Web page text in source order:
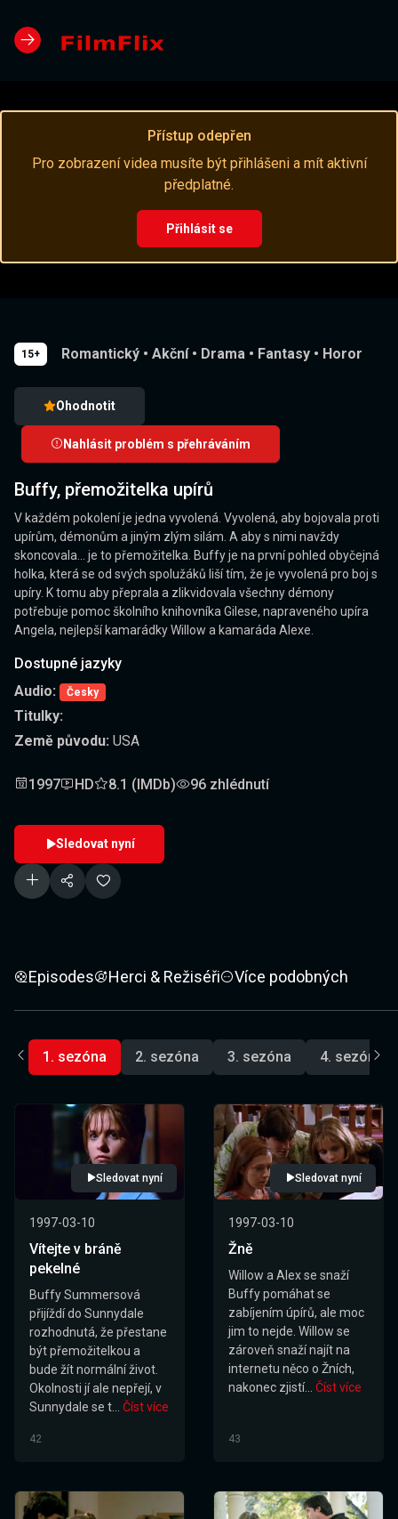
Přístup odepřen
Pro zobrazení videa musíte být přihlášeni a mít aktivní
předplatné.
Přihlásit se
15+ Romantický • Akční • Drama • Fantasy • Horor
Ohodnotit
Nahlásit problém s přehráváním
Buffy, přemožitelka upírů
V každém pokolení je jedna vyvolená. Vyvolená, aby bojovala proti
upírům, démonům a jiným zlým silám. A aby s nimi navždy
skoncovala... je to přemožitelka. Buffy je na první pohled obyčejná
holka, která se od svých spolužáků liší tím, že je vyvolená pro boj s
upíry. K tomu aby přeprala a zlikvidovala všechny démony
potřebuje pomoc školního knihovníka Gilese, napraveného upíra
Angela, nejlepší kamarádky Willow a kamaráda Alexe.
Dostupné jazyky
Audio:
Česky
Titulky:
Země původu: USA
1997 HD 8.1 (IMDb) 96 zhlédnutí
Sledovat nyní
Episodes Herci & Režiséři Více podobných
1. sezóna 2. sezóna 3. sezóna 4. sezóna
Sledovat nyní
1997-03-10
Vítejte v bráně
pekelné
Buffy Summersová
přijíždí do Sunnydale
rozhodnutá, že přestane
být přemožitelkou a
bude žít normální život.
Okolnosti jí ale nepřejí, v
Sunnydale se t...
Číst více
42
Sledovat nyní
1997-03-10
Žně
Willow a Alex se snaží
Buffy pomáhat se
zabíjením úpírů, ale moc
jim to nejde. Willow se
zároveň snaží najít na
internetu něco o Žních,
nakonec zjistí...
Číst více
43